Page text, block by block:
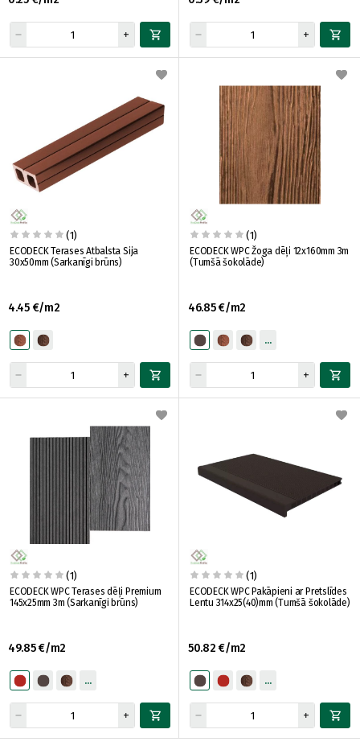
(1)
ECODECK Terases Atbalsta Sija
30x50mm (Sarkanīgi brūns)
4.45 €/m2
(1)
ECODECK WPC Žoga dēļi 12x160mm 3m
(Tumšā šokolāde)
46.85 €/m2
(1)
ECODECK WPC Теrases dēļi Premium
145x25mm 3m (Sarkanīgi brūns)
49.85 €/m2
(1)
ECODECK WPC Pakāpieni ar Pretslīdes
Lentu 314x25(40)mm (Tumšā šokolāde)
50.82 €/m2